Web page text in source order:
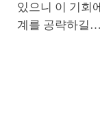
있으니 이 기회
계를 공략하길…